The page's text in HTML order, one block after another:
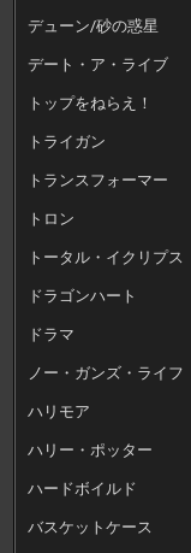
デューン/砂の惑星
デート・ア・ライブ
トップをねらえ！
トライガン
トランスフォーマー
トロン
トータル・イクリプス
ドラゴンハート
ドラマ
ノー・ガンズ・ライフ
ハリモア
ハリー・ポッター
ハードボイルド
バスケットケース